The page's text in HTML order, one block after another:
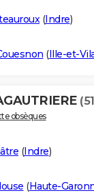
(Indre)
(Ille-et-
obsèques
(Indre)
(Haute-